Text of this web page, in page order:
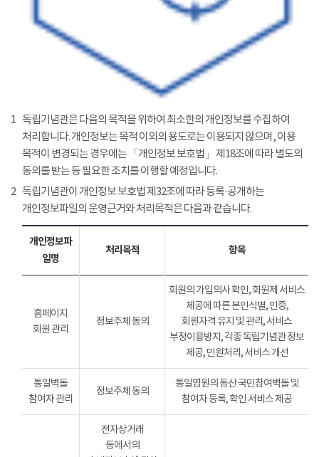
1 독립기념관은 다음의 목적을 위하여 최소한의 개인정보를 수집하여
처리합니다. 개인정보는 목적 이외의 용도로는 이용되지 않으며, 이용
목적이 변경되는 경우에는 「개인정보 보호법」 제18조에 따라 별도의
동의를 받는 등 필요한 조치를 이행할 예정입니다.
2 독립기념관이 개인정보 보호법 제32조에 따라 등록·공개하는
개인정보파일의 운영근거와 처리목적은 다음과 같습니다.
개인정보파
일명
처리목적 항목
홈페이지
회원 관리
정보주체 동의
회원의 가입의사 확인, 회원제 서비스
제공에 따른 본인식별, 인증,
회원자격 유지 및 관리, 서비스
부정이용방지, 각종 독립기념관 정보
제공, 민원처리, 서비스 개선
통일벽돌
참여자 관리
정보주체 동의
통일염원의 동산 국민참여벽돌 및
참여자 등록, 확인 서비스 제공
전자상거래
등에서의